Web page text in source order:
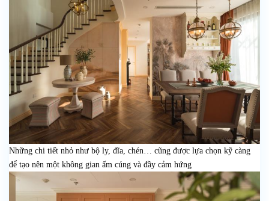
Những chi tiết nhỏ như bộ ly, đĩa, chén… cũng được lựa chọn kỹ càng
để tạo nên một không gian ấm cúng và đầy cảm hứng